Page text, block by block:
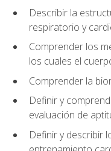
Describir la
respiratorio y
Comprender los
los cuales el
Comprender la
Definir y
evaluación de
Definir y describir